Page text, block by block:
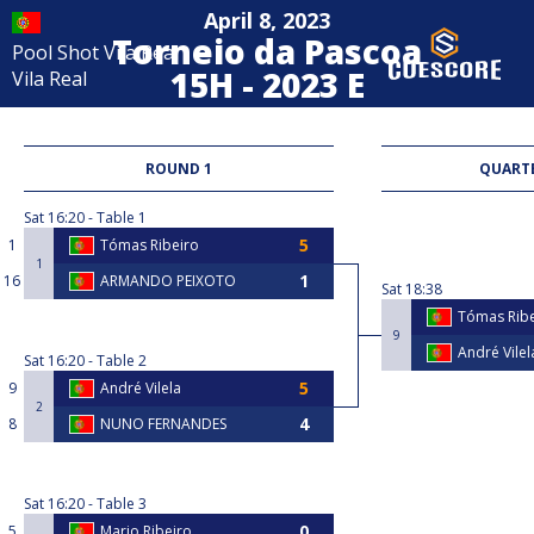
Pool Shot Vila Real
Vila Real
April 8, 2023
Torneio da Pascoa
15H - 2023 E
ROUND 1
Sat 16:20 Table 1
1
1
Tómas Ribeiro
16
ARMANDO PEIXOTO
Sat 16:20 Table 2
9
2
André Vilela
8
NUNO FERNANDES
Sat 16:20 Table 3
Sat 18:38
9
Tómas
André